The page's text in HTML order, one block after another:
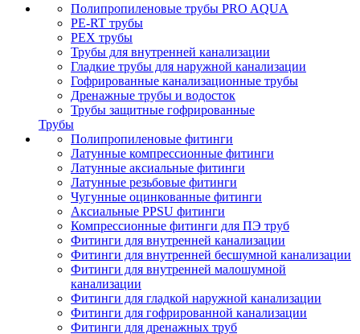
Полипропиленовые трубы PRO AQUA
PE-RT трубы
PEX трубы
Трубы для внутренней канализации
Гладкие трубы для наружной канализации
Гофрированные канализационные трубы
Дренажные трубы и водосток
Трубы защитные гофрированные
Трубы
Полипропиленовые фитинги
Латунные компрессионные фитинги
Латунные аксиальные фитинги
Латунные резьбовые фитинги
Чугунные оцинкованные фитинги
Аксиальные PPSU фитинги
Компрессионные фитинги для ПЭ труб
Фитинги для внутренней канализации
Фитинги для внутренней бесшумной канализации
Фитинги для внутренней малошумной
канализации
Фитинги для гладкой наружной канализации
Фитинги для гофрированной канализации
Фитинги для дренажных труб